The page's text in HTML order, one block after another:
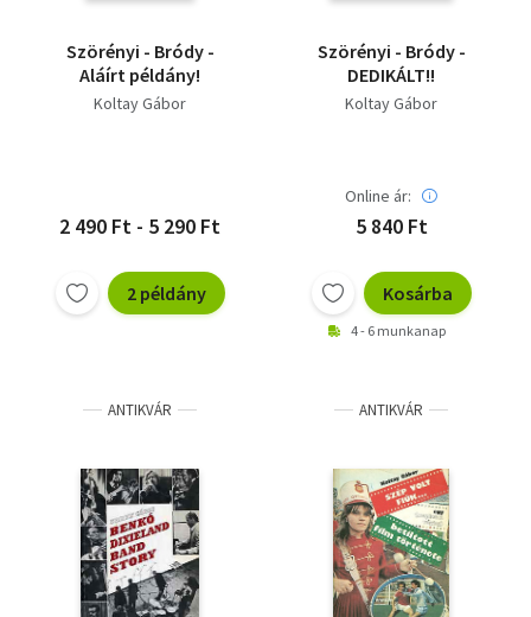
Szörényi - Bródy -
Aláírt példány!
Koltay Gábor
2 490 Ft - 5 290 Ft
2 példány
Szörényi - Bródy -
DEDIKÁLT!!
Koltay Gábor
Online ár:
5 840 Ft
Kosárba
4 - 6 munkanap
ANTIKVÁR ANTIKVÁR